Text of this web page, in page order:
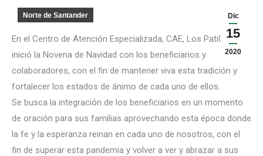
Dic
15
2020
Norte de Santander
En el Centro de Atención Especializada, CAE, Los Pati0s se
inició la Novena de Navidad con los beneficiarios y
colaboradores, con el fin de mantener viva esta tradición y
fortalecer los estados de ánimo de cada uno de ellos.
Se busca la integración de los beneficiarios en un momento
de oración para sus familias aprovechando esta época donde
la fe y la esperanza reinan en cada uno de nosotros, con el
fin de superar esta pandemia y volver a ver y abrazar a sus